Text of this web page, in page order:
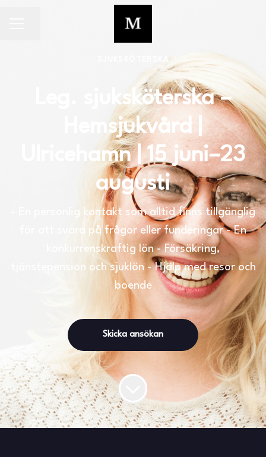
SJUKSKÖTERSKA
Leg. sjuksköterska –
Hemsjukvård |
Ulricehamn | 15 juni–23
augusti
- En personlig kontakt som alltid finns tillgänglig
för att svara på frågor eller funderingar - En
konkurrenskraftig lön - Försäkring,
tjänstepension och sjuklön - Hjälp med resor och
boende
Skicka ansökan